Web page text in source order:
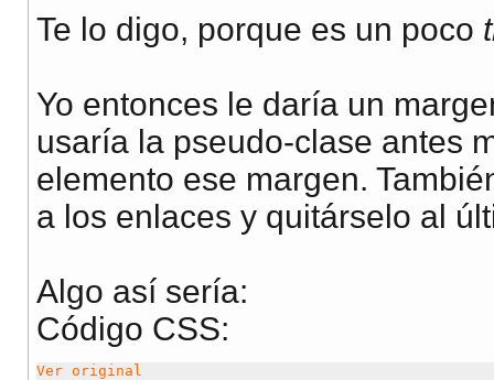
Te lo digo, porque es un poco
Yo entonces le daría un
usaría la pseudo-clase antes
elemento ese margen.
a los enlaces y quitárselo al
Algo así sería:
Código CSS:
Ver original